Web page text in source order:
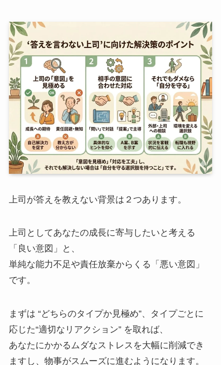
上司が答えを教えない背景は２つあります。
上司としてあなたの成長に寄与したいと考える
「良い意図」と、
単純な能力不足や責任放棄からくる「悪い意図」
です。
まずは “どちらのタイプか見極め”、タイプごとに
応じた“適切なリアクション” を取れば、
あなたにかかるムダなストレスを大幅に削減でき
ますし、物事がスムーズに進むようになります。